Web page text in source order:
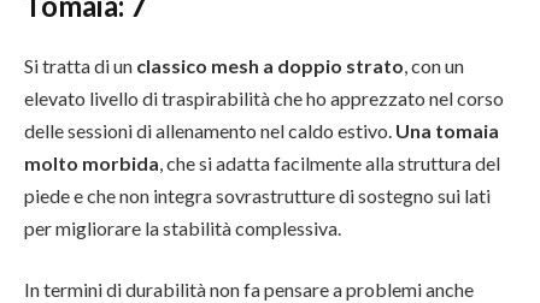
Si tratta di un classico mesh a doppio strato , con un
elevato livello di traspirabilità che ho apprezzato nel corso
delle sessioni di allenamento nel caldo estivo. Una tomaia
molto morbida , che si adatta facilmente alla struttura del
piede e che non integra sovrastrutture di sostegno sui lati
per migliorare la stabilità complessiva.
In termini di durabilità non fa pensare a problemi anche